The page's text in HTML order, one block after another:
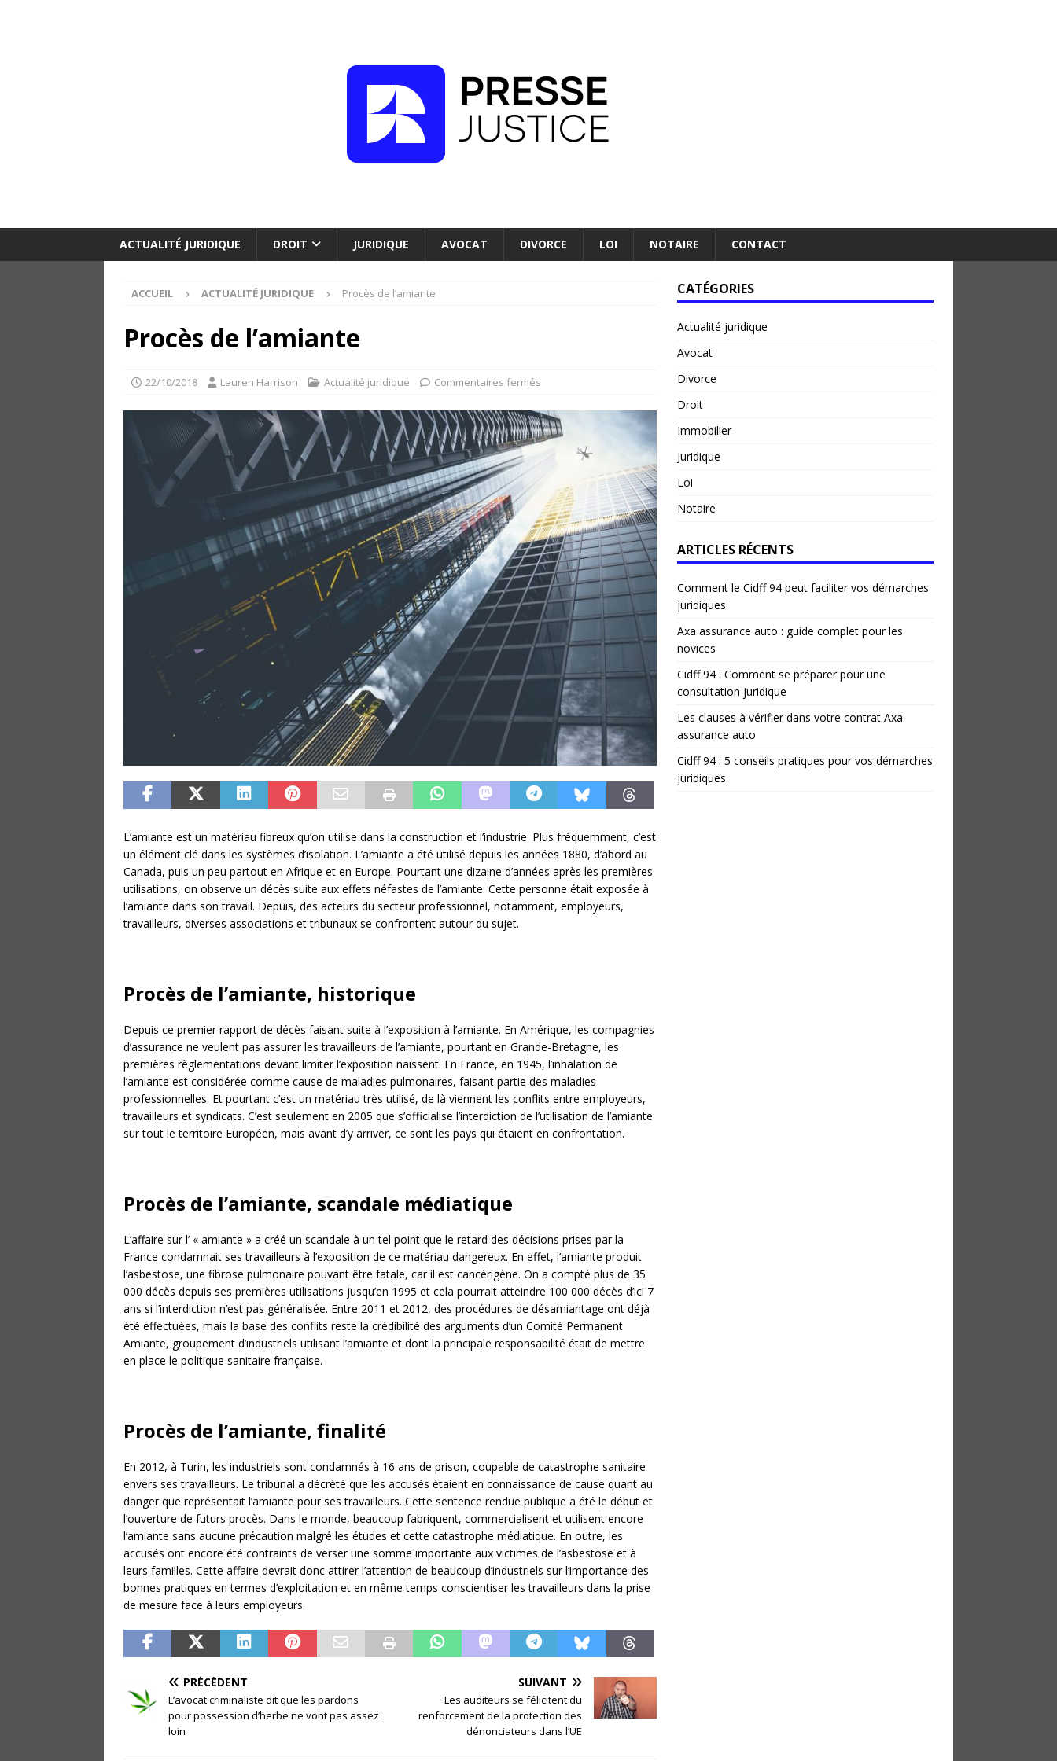
ACTUALITÉ JURIDIQUE DROIT JURIDIQUE AVOCAT DIVORCE LOI NOTAIRE CONTACT
ACCUEIL ACTUALITÉ JURIDIQUE Procès de l’amiante
Procès de l’amiante
22/10/2018 Lauren Harrison Actualité juridique Commentaires fermés
L’amiante est un matériau fibreux qu’on utilise dans la construction et l’industrie. Plus fréquemment, c’est
un élément clé dans les systèmes d’isolation. L’amiante a été utilisé depuis les années 1880, d’abord au
Canada, puis un peu partout en Afrique et en Europe. Pourtant une dizaine d’années après les premières
utilisations, on observe un décès suite aux effets néfastes de l’amiante. Cette personne était exposée à
l’amiante dans son travail. Depuis, des acteurs du secteur professionnel, notamment, employeurs,
travailleurs, diverses associations et tribunaux se confrontent autour du sujet.
Procès de l’amiante, historique
Depuis ce premier rapport de décès faisant suite à l’exposition à l’amiante. En Amérique, les compagnies
d’assurance ne veulent pas assurer les travailleurs de l’amiante, pourtant en Grande-Bretagne, les
premières règlementations devant limiter l’exposition naissent. En France, en 1945, l’inhalation de
l’amiante est considérée comme cause de maladies pulmonaires, faisant partie des maladies
professionnelles. Et pourtant c’est un matériau très utilisé, de là viennent les conflits entre employeurs,
travailleurs et syndicats. C’est seulement en 2005 que s’officialise l’interdiction de l’utilisation de l’amiante
sur tout le territoire Européen, mais avant d’y arriver, ce sont les pays qui étaient en confrontation.
Procès de l’amiante, scandale médiatique
L’affaire sur l’ « amiante » a créé un scandale à un tel point que le retard des décisions prises par la
France condamnait ses travailleurs à l’exposition de ce matériau dangereux. En effet, l’amiante produit
l’asbestose, une fibrose pulmonaire pouvant être fatale, car il est cancérigène. On a compté plus de 35
000 décès depuis ses premières utilisations jusqu’en 1995 et cela pourrait atteindre 100 000 décès d’ici 7
ans si l’interdiction n’est pas généralisée. Entre 2011 et 2012, des procédures de désamiantage ont déjà
été effectuées, mais la base des conflits reste la crédibilité des arguments d’un Comité Permanent
Amiante, groupement d’industriels utilisant l’amiante et dont la principale responsabilité était de mettre
en place le politique sanitaire française.
Procès de l’amiante, finalité
En 2012, à Turin, les industriels sont condamnés à 16 ans de prison, coupable de catastrophe sanitaire
envers ses travailleurs. Le tribunal a décrété que les accusés étaient en connaissance de cause quant au
danger que représentait l’amiante pour ses travailleurs. Cette sentence rendue publique a été le début et
l’ouverture de futurs procès. Dans le monde, beaucoup fabriquent, commercialisent et utilisent encore
l’amiante sans aucune précaution malgré les études et cette catastrophe médiatique. En outre, les
accusés ont encore été contraints de verser une somme importante aux victimes de l’asbestose et à
leurs familles. Cette affaire devrait donc attirer l’attention de beaucoup d’industriels sur l’importance des
bonnes pratiques en termes d’exploitation et en même temps conscientiser les travailleurs dans la prise
de mesure face à leurs employeurs.
PRÉCÉDENT
L’avocat criminaliste dit que les pardons
pour possession d’herbe ne vont pas assez
loin
SUIVANT
Les auditeurs se félicitent du
renforcement de la protection des
dénonciateurs dans l’UE
CATÉGORIES
Actualité juridique
Avocat
Divorce
Droit
Immobilier
Juridique
Loi
Notaire
ARTICLES RÉCENTS
Comment le Cidff 94 peut faciliter vos démarches
juridiques
Axa assurance auto : guide complet pour les
novices
Cidff 94 : Comment se préparer pour une
consultation juridique
Les clauses à vérifier dans votre contrat Axa
assurance auto
Cidff 94 : 5 conseils pratiques pour vos démarches
juridiques